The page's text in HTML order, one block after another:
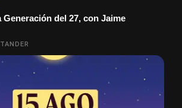
Generación del 27, con Jaime